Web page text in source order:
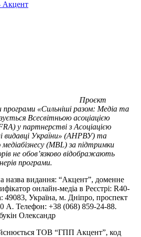
Проєкт
програми «Сильніші разом: Медіа та
Всесвітньою асоціацією
у партнерстві з Асоціацією
видавці України» (АНРВУ) та
(MBL) за підтримки
не обов’язково відображають
програми.
назва видання: “Акцент”, доменне
онлайн-медіа в Реєстрі: R40-
49083, Україна, м. Дніпро, проспект
А. Телефон: +38 (068) 859-24-88.
Олександр
ТОВ “ГПП Акцент”, код